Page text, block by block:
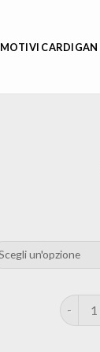
MOTIVI CARDIGAN